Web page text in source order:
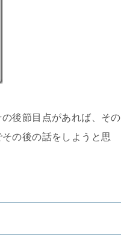
後節目点があれば、その
の後の話をしようと思